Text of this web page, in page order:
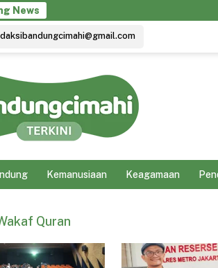
News Film
Kemanusiaan Keagamaan
Quran